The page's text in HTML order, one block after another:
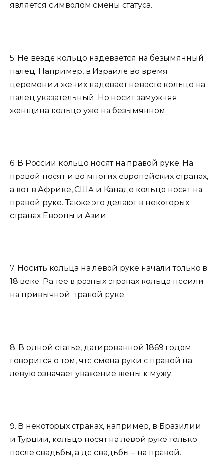
является символом смены статуса.
5. Не везде кольцо надевается на безымянный
палец. Например, в Израиле во время
церемонии жених надевает невесте кольцо на
палец указательный. Но носит замужняя
женщина кольцо уже на безымянном.
6. В России кольцо носят на правой руке. На
правой носят и во многих европейских странах,
а вот в Африке, США и Канаде кольцо носят на
правой руке. Также это делают в некоторых
странах Европы и Азии.
7. Носить кольца на левой руке начали только в
18 веке. Ранее в разных странах кольца носили
на привычной правой руке.
8. В одной статье, датированной 1869 годом
говорится о том, что смена руки с правой на
левую означает уважение жены к мужу.
9. В некоторых странах, например, в Бразилии
и Турции, кольцо носят на левой руке только
после свадьбы, а до свадьбы – на правой.